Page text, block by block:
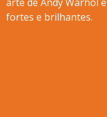
fortes e brilhantes.